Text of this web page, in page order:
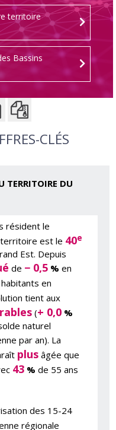
territoire
Bassins
CLÉS
TERRITOIRE DU
résident le
territoire est le 40e
Est. Depuis
de − 0,5 % en
habitants en
tient aux
(+ 0,0 %
naturel
par an). La
plus âgée que
43 % de 55 ans
des 15-24
régionale